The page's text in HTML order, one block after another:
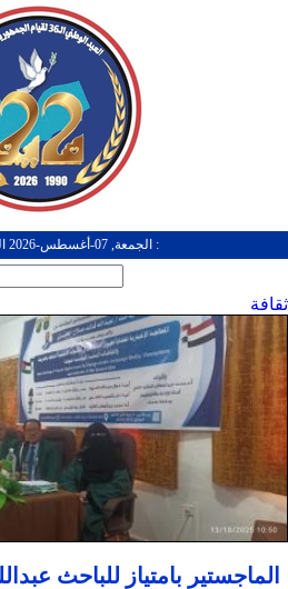
: الجمعة, 07-أغسطس-2026 الساعة: 05:59 م
ثقافة
الماجستير بامتياز للباحث